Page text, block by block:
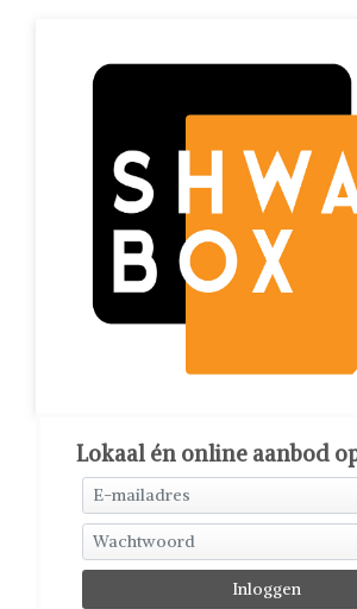
Lokaal én online aanbod